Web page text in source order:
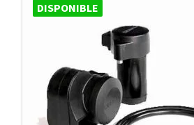
DISPONIBLE